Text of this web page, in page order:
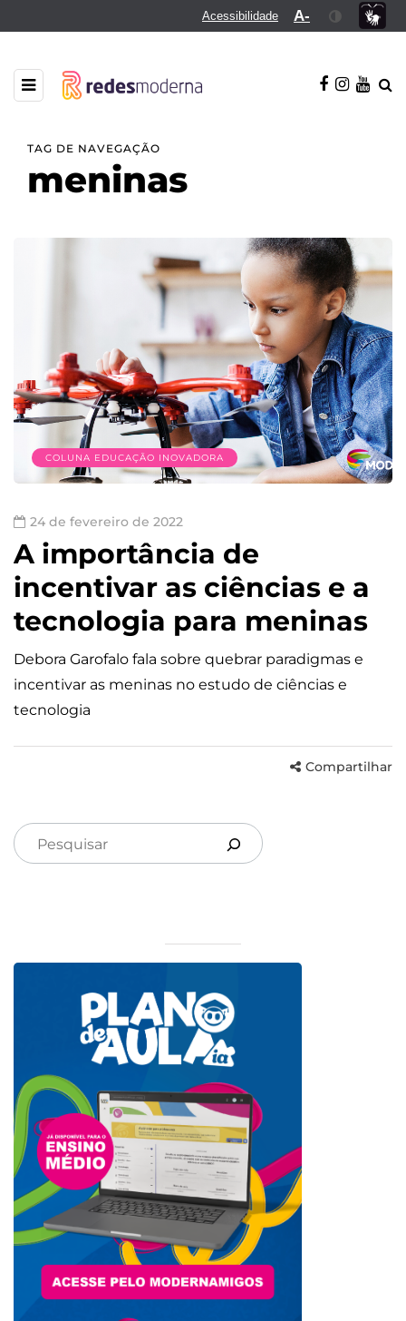
Acessibilidade A-
TAG DE NAVEGAÇÃO
meninas
COLUNA EDUCAÇÃO INOVADORA
24 de fevereiro de 2022
A importância de
incentivar as ciências e a
tecnologia para meninas
Debora Garofalo fala sobre quebrar paradigmas e
incentivar as meninas no estudo de ciências e
tecnologia
Compartilhar